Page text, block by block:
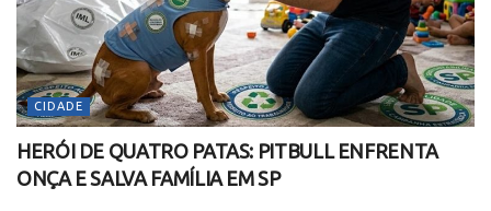
CIDADE
HERÓI DE QUATRO PATAS: PITBULL ENFRENTA
ONÇA E SALVA FAMÍLIA EM SP